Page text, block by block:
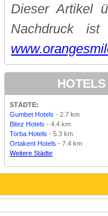
Dieser Artikel
Nachdruck
STÄDTE:
Gumbet Hotels - 2.7 km
Bitez Hotels - 4.4 km
Torba Hotels - 5.3 km
Ortakent Hotels - 7.4 km
Weitere Städte